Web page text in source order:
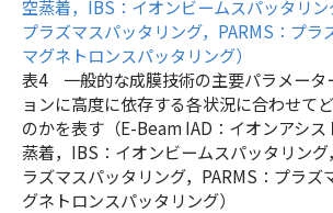
表4 一般的な成膜技術の主要パラメータ
ョンに高度に依存する各状況に合わせて
のかを表す（E-Beam IAD：イオンアシ
蒸着，IBS：イオンビームスパッタリン
ラズマスパッタリング，PARMS：プラズ
グネトロンスパッタリング）